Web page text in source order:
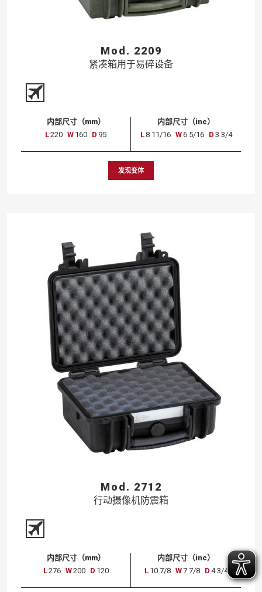
Mod. 2209
紧凑箱用于易碎设备
内部尺寸（mm）
L220 W 160 D 95
内部尺寸（inc）
L8 11/16 W6 5/16 D 3 3/4
发现变体
Mod. 2712
行动摄像机防震箱
内部尺寸（mm）
L276 W200 D 120
内部尺寸（inc）
L 10 7/8 W7 7/8 D 4 3/4